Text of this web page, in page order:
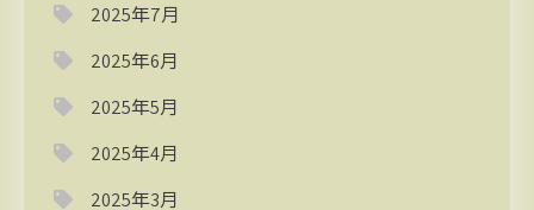
2025年7月
2025年6月
2025年5月
2025年4月
2025年3月